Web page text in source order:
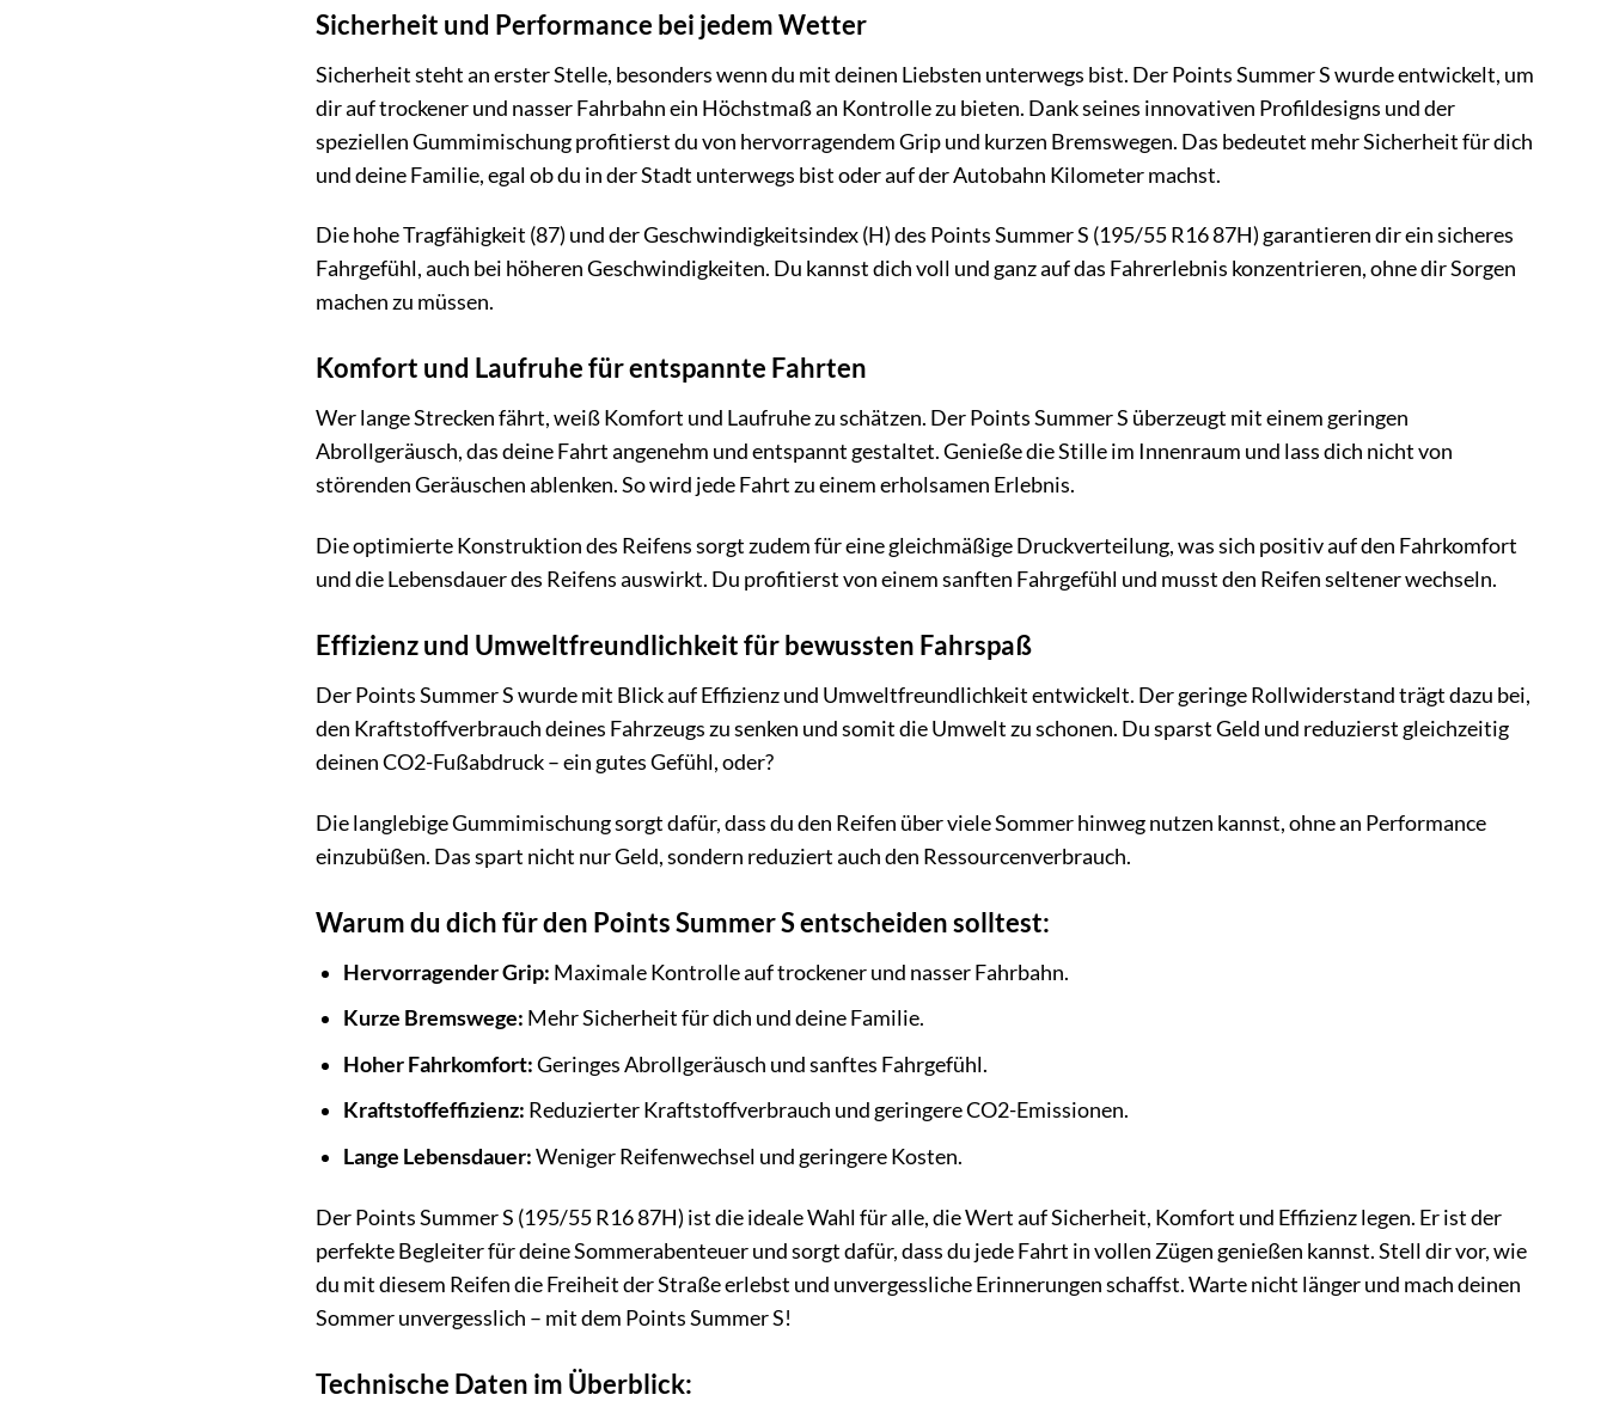
Sicherheit und Performance bei jedem Wetter
Sicherheit steht an erster Stelle, besonders wenn du mit deinen Liebsten unterwegs bist. Der Points Summer S wurde entwickelt, um
dir auf trockener und nasser Fahrbahn ein Höchstmaß an Kontrolle zu bieten. Dank seines innovativen Profildesigns und der
speziellen Gummimischung profitierst du von hervorragendem Grip und kurzen Bremswegen. Das bedeutet mehr Sicherheit für dich
und deine Familie, egal ob du in der Stadt unterwegs bist oder auf der Autobahn Kilometer machst.
Die hohe Tragfähigkeit (87) und der Geschwindigkeitsindex (H) des Points Summer S (195/55 R16 87H) garantieren dir ein sicheres
Fahrgefühl, auch bei höheren Geschwindigkeiten. Du kannst dich voll und ganz auf das Fahrerlebnis konzentrieren, ohne dir Sorgen
machen zu müssen.
Komfort und Laufruhe für entspannte Fahrten
Wer lange Strecken fährt, weiß Komfort und Laufruhe zu schätzen. Der Points Summer S überzeugt mit einem geringen
Abrollgeräusch, das deine Fahrt angenehm und entspannt gestaltet. Genieße die Stille im Innenraum und lass dich nicht von
störenden Geräuschen ablenken. So wird jede Fahrt zu einem erholsamen Erlebnis.
Die optimierte Konstruktion des Reifens sorgt zudem für eine gleichmäßige Druckverteilung, was sich positiv auf den Fahrkomfort
und die Lebensdauer des Reifens auswirkt. Du profitierst von einem sanften Fahrgefühl und musst den Reifen seltener wechseln.
Effizienz und Umweltfreundlichkeit für bewussten Fahrspaß
Der Points Summer S wurde mit Blick auf Effizienz und Umweltfreundlichkeit entwickelt. Der geringe Rollwiderstand trägt dazu bei,
den Kraftstoffverbrauch deines Fahrzeugs zu senken und somit die Umwelt zu schonen. Du sparst Geld und reduzierst gleichzeitig
deinen CO2-Fußabdruck – ein gutes Gefühl, oder?
Die langlebige Gummimischung sorgt dafür, dass du den Reifen über viele Sommer hinweg nutzen kannst, ohne an Performance
einzubüßen. Das spart nicht nur Geld, sondern reduziert auch den Ressourcenverbrauch.
Warum du dich für den Points Summer S entscheiden solltest:
Hervorragender Grip: Maximale Kontrolle auf trockener und nasser Fahrbahn.
Kurze Bremswege: Mehr Sicherheit für dich und deine Familie.
Hoher Fahrkomfort:Geringes Abrollgeräusch und sanftes Fahrgefühl.
Kraftstoffeffizienz: Reduzierter Kraftstoffverbrauch und geringere CO2-Emissionen.
Lange Lebensdauer:Weniger Reifenwechsel und geringere Kosten.
Der Points Summer S (195/55 R16 87H) ist die ideale Wahl für alle, die Wert auf Sicherheit, Komfort und Effizienz legen. Er ist der
perfekte Begleiter für deine Sommerabenteuer und sorgt dafür, dass du jede Fahrt in vollen Zügen genießen kannst. Stell dir vor, wie
du mit diesem Reifen die Freiheit der Straße erlebst und unvergessliche Erinnerungen schaffst. Warte nicht länger und mach deinen
Sommer unvergesslich – mit dem Points Summer S!
Technische Daten im Überblick: